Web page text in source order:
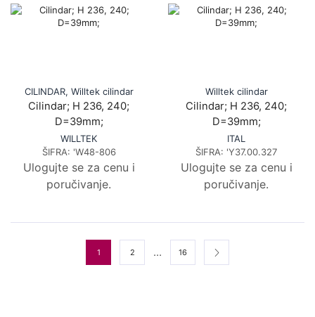
CILINDAR, Willtek cilindar
Cilindar; H 236, 240;
D=39mm;
WILLTEK
ŠIFRA: 'W48-806
Ulogujte se za cenu i
poručivanje.
Willtek cilindar
Cilindar; H 236, 240;
D=39mm;
ITAL
ŠIFRA: 'Y37.00.327
Ulogujte se za cenu i
poručivanje.
1 2 … 16